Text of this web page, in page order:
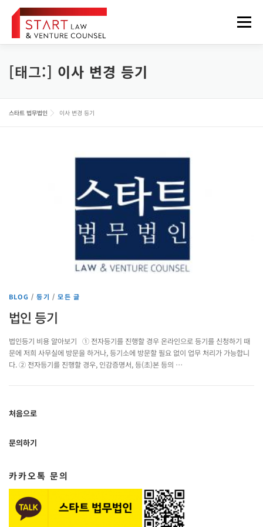
메뉴
법무법인 소개 업무분야 구성원
정보게시판 FOREIGNER
[태그:] 이사 변경 등기
스타트 법무법인 이사 변경 등기
BLOG /등기 /모든 글
법인 등기
법인등기 비용 알아보기 ① 전자등기를 진행할 경우 온라인으로 등기를 신청하기 때
문에 저희 사무실에 방문을 하거나, 등기소에 방문할 필요 없이 업무 처리가 가능합니
다. ② 전자등기를 진행할 경우, 인감증명서, 등(초)본 등의 …
처음으로
문의하기
카카오톡 문의